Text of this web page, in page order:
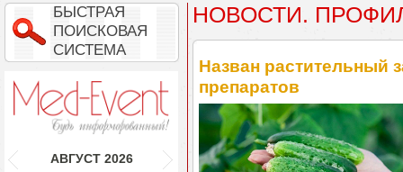
БЫСТРАЯ
ПОИСКОВАЯ
СИСТЕМА
АВГУСТ 2026
НОВОСТИ.
Назван растительный
препаратов